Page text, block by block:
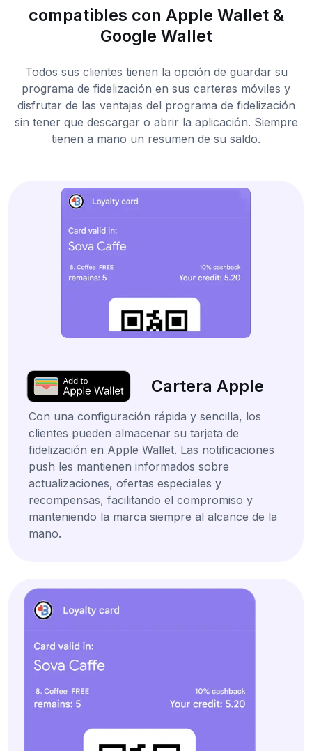
compatibles con Apple Wallet &
Google Wallet
Todos sus clientes tienen la opción de guardar su
programa de fidelización en sus carteras móviles y
disfrutar de las ventajas del programa de fidelización
sin tener que descargar o abrir la aplicación. Siempre
tienen a mano un resumen de su saldo.
Cartera Apple
Con una configuración rápida y sencilla, los
clientes pueden almacenar su tarjeta de
fidelización en Apple Wallet. Las notificaciones
push les mantienen informados sobre
actualizaciones, ofertas especiales y
recompensas, facilitando el compromiso y
manteniendo la marca siempre al alcance de la
mano.